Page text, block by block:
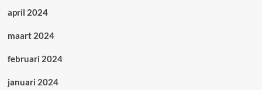
april 2024
maart 2024
februari 2024
januari 2024